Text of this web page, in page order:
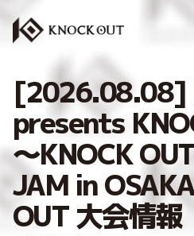
[2026.08.08]
presents
～KNOCK
JAM in
OUT 大会情報